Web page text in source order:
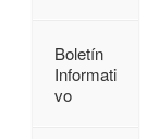
Boletín
Informati
vo